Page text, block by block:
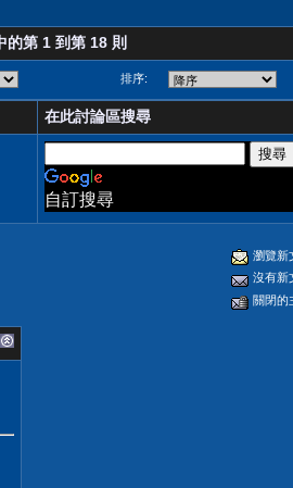
的第 1 到第 18 則
排序:
在此討論區搜尋
自訂搜尋
瀏覽新
沒有新
關閉的